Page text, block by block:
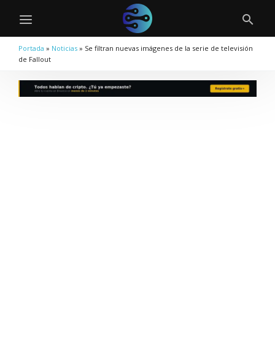
Portada » Noticias » Se filtran nuevas imágenes de la serie de televisión
de Fallout